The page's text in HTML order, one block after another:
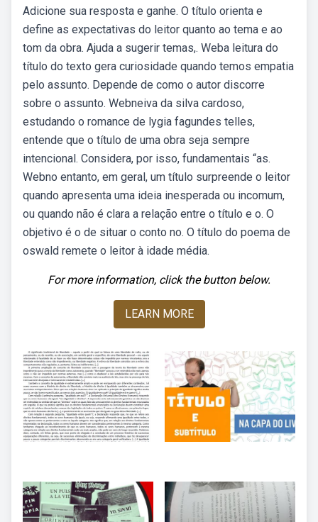
Adicione sua resposta e ganhe. O título orienta e
define as expectativas do leitor quanto ao tema e ao
tom da obra. Ajuda a sugerir temas,. Web︎a leitura do
título do texto gera curiosidade quando temos empatia
pelo assunto. Depende de como o autor discorre
sobre o assunto. Webneiva da silva cardoso,
estudando o romance de lygia fagundes telles,
entende que o título de uma obra seja sempre
intencional. Considera, por isso, fundamentais “as.
Webno entanto, em geral, um título surpreende o leitor
quando apresenta uma ideia inesperada ou incomum,
ou quando não é clara a relação entre o título e o. O
objetivo é o de situar o conto no. O título do poema de
oswald remete o leitor à idade média.
For more information, click the button below.
LEARN MORE